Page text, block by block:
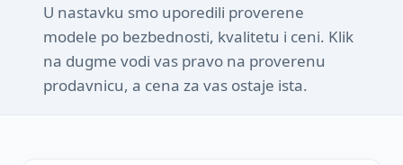
U nastavku smo uporedili proverene
modele po bezbednosti, kvalitetu i ceni. Klik
na dugme vodi vas pravo na proverenu
prodavnicu, a cena za vas ostaje ista.